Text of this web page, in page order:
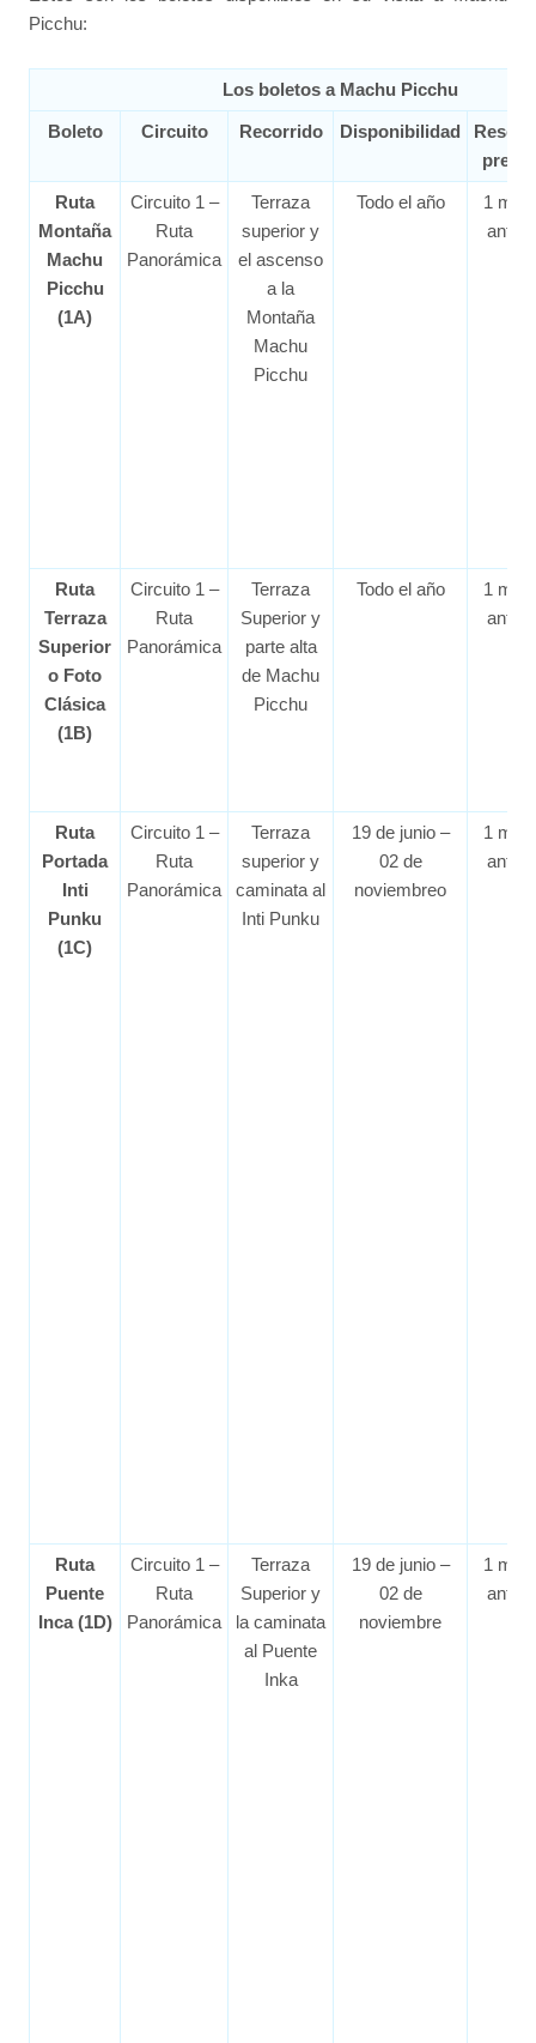
Picchu:
Los boletos a Machu Picchu
Boleto Circuito Recorrido Disponibilidad
previa
Ruta
Montaña
Machu
Picchu
(1A)
Circuito 1 –
Ruta
Panorámica
Terraza
superior y
el ascenso
a la
Montaña
Machu
Picchu
Todo el año
1 mes
antes
Ruta
Terraza
Superior
o Foto
Clásica
(1B)
Circuito 1 –
Ruta
Panorámica
Terraza
Superior y
parte alta
de Machu
Picchu
Todo el año
1 mes
antes
Ruta
Portada
Inti
Punku
(1C)
Circuito 1 –
Ruta
Panorámica
Terraza
superior y
caminata al
Inti Punku
19 de junio –
02 de
noviembreo
1 mes
antes
Ruta
Puente
Inca (1D)
Circuito 1 –
Ruta
Panorámica
Terraza
Superior y
la caminata
al Puente
Inka
19 de junio –
02 de
noviembre
1 mes
antes